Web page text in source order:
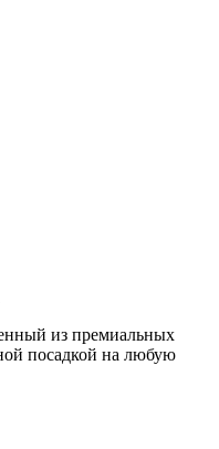
из премиальных
посадкой на любую